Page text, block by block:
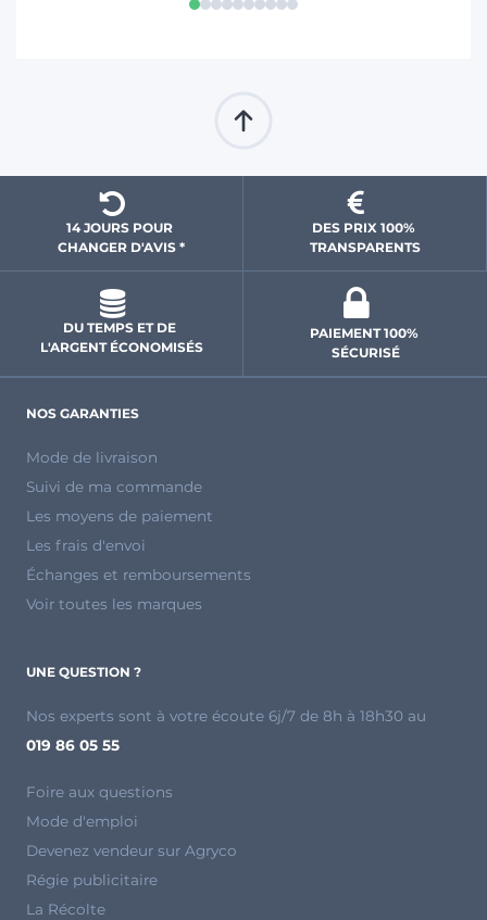
14 JOURS POUR
CHANGER D'AVIS *
DES PRIX 100%
TRANSPARENTS
DU TEMPS ET DE
L'ARGENT ÉCONOMISÉS
PAIEMENT 100%
SÉCURISÉ
NOS GARANTIES
Mode de livraison
Suivi de ma commande
Les moyens de paiement
Les frais d'envoi
Échanges et remboursements
Voir toutes les marques
UNE QUESTION ?
Nos experts sont à votre écoute 6j/7 de 8h à 18h30 au
019 86 05 55
Foire aux questions
Mode d'emploi
Devenez vendeur sur Agryco
Régie publicitaire
La Récolte